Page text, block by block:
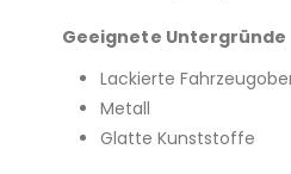
Geeignete Untergründe
Lackierte
Metall
Glatte Kunststoffe